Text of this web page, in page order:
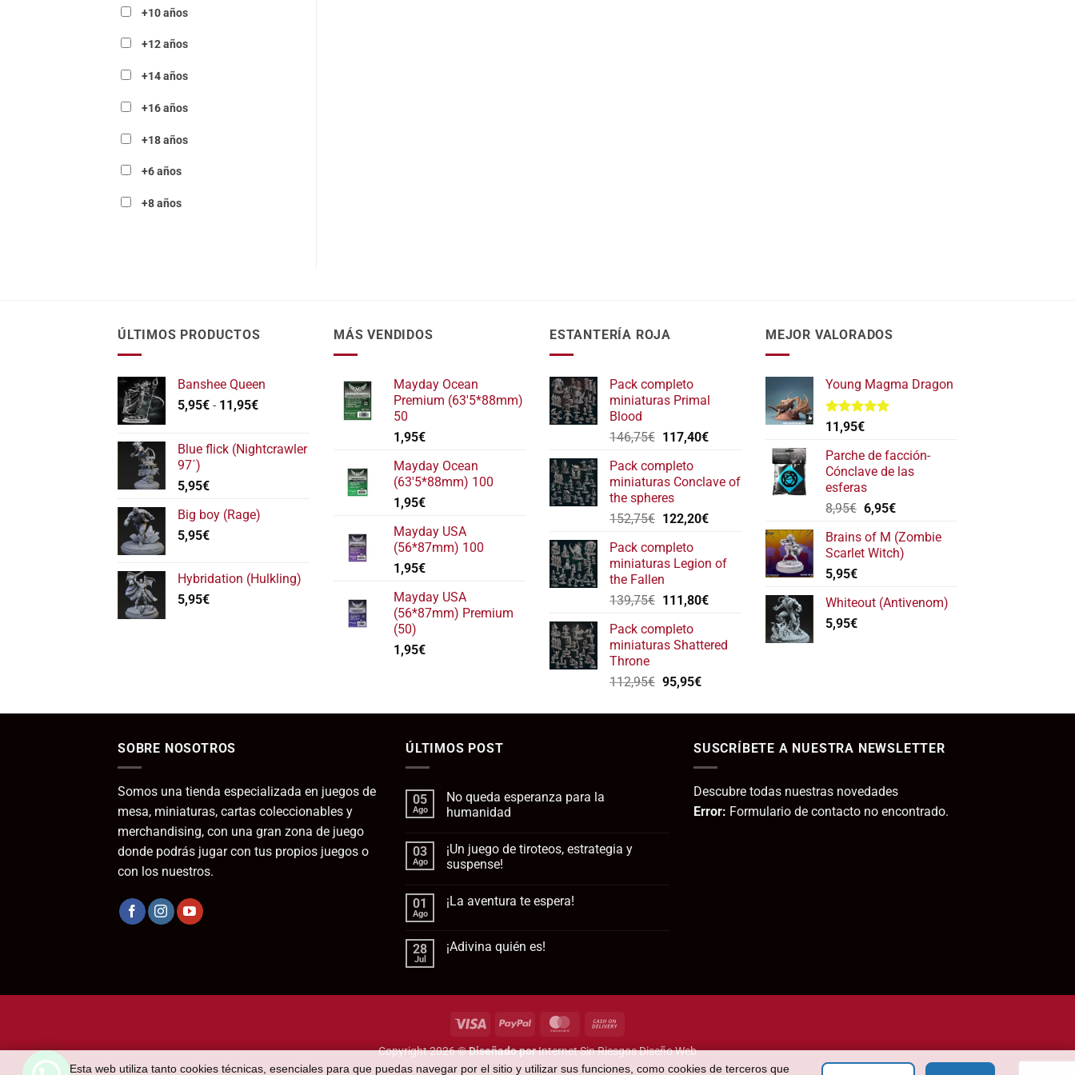
+10 años
+12 años
+14 años
+16 años
+18 años
+6 años
+8 años
ÚLTIMOS PRODUCTOS
Banshee Queen
5,95€ - 11,95€Rango
desde
Blue flick (Nightcrawler
97´)
5,95€
Big boy (Rage)
5,95€
Hybridation (Hulkling)
5,95€
MÁS VENDIDOS
Mayday Ocean
Premium (63'5*88mm)
50
1,95€
Mayday Ocean
(63'5*88mm) 100
1,95€
Mayday USA
(56*87mm) 100
1,95€
Mayday USA
(56*87mm) Premium
(50)
1,95€
ESTANTERÍA ROJA
Pack completo
miniaturas Primal
Blood
146,75€ El
original
era:
146,75€.
117,40€El
es:
Pack completo
miniaturas Conclave of
the spheres
152,75€ El
original
era:
152,75€.
122,20€El
es:
Pack completo
miniaturas Legion of
the Fallen
139,75€ El
original
era:
111,80€El
es:
Pack completo
miniaturas Shattered
Throne
112,95€ El
original
112,95€.
95,95€El
actual
95,95€.
MEJOR VALORADOS
Young Magma Dragon
Valorado
con
de 5
11,95€
Parche de facción-
Cónclave de las
esferas
8,95€ El
original
era:
6,95€El
actual
es:
Brains of M (Zombie
Scarlet Witch)
5,95€
Whiteout (Antivenom)
5,95€
SOBRE NOSOTROS
Somos una tienda especializada en juegos de
mesa, miniaturas, cartas coleccionables y
merchandising, con una gran zona de juego
donde podrás jugar con tus propios juegos o
con los nuestros.
ÚLTIMOS POST
05
Ago
No queda esperanza para la
humanidad
comentarios
en
No
para
03
Ago
¡Un juego de tiroteos, estrategia y
suspense!
comentarios
de
tiroteos,
01
Ago
¡La aventura te espera!
en
28
Jul
¡Adivina quién es!
en
SUSCRÍBETE A NUESTRA NEWSLETTER
Descubre todas nuestras novedades
Error: Formulario de contacto no encontrado.
Visa PayPal MasterCard
Delivery
Copyright 2026 ©Diseñado porInternet Sin Riesgos Diseño Web
Esta web utiliza tanto cookies técnicas, esenciales para que puedas navegar por el sitio y utilizar sus funciones, como cookies de terceros que